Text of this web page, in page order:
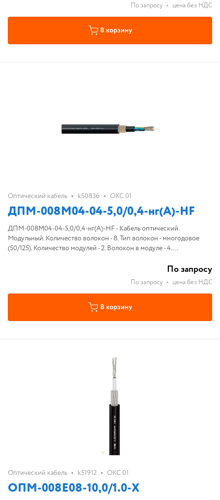
По запросу • цена без НДС
В корзину
Оптический кабель • k50836 • ОКС 01
ДПМ-008М04-04-5,0/0,4-нг(А)-HF
ДПМ-008М04-04-5,0/0,4-нг(А)-HF - Кабель оптический.
Модульный. Количество волокон - 8. Тип волокон - многодовое
(50/125). Количество модулей - 2. Волокон в модуле - 4.
По запросу
По запросу • цена без НДС
В корзину
Оптический кабель • k51912 • ОКС 01
ОПМ-008E08-10,0/1.0-Х